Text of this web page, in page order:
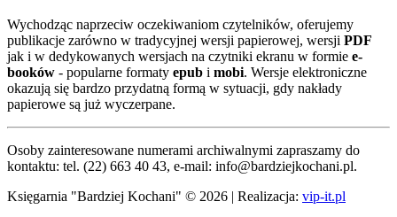
Wychodząc naprzeciw oczekiwaniom czytelników, oferujemy
publikacje zarówno w tradycyjnej wersji papierowej, wersji PDF
jak i w dedykowanych wersjach na czytniki ekranu w formie e-
booków - popularne formaty epub i mobi. Wersje elektroniczne
okazują się bardzo przydatną formą w sytuacji, gdy nakłady
papierowe są już wyczerpane.
Osoby zainteresowane numerami archiwalnymi zapraszamy do
kontaktu: tel. (22) 663 40 43, e-mail: info@bardziejkochani.pl.
Księgarnia "Bardziej Kochani" © 2026 | Realizacja: vip-it.pl